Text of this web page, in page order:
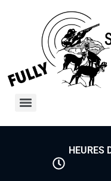
HEURES